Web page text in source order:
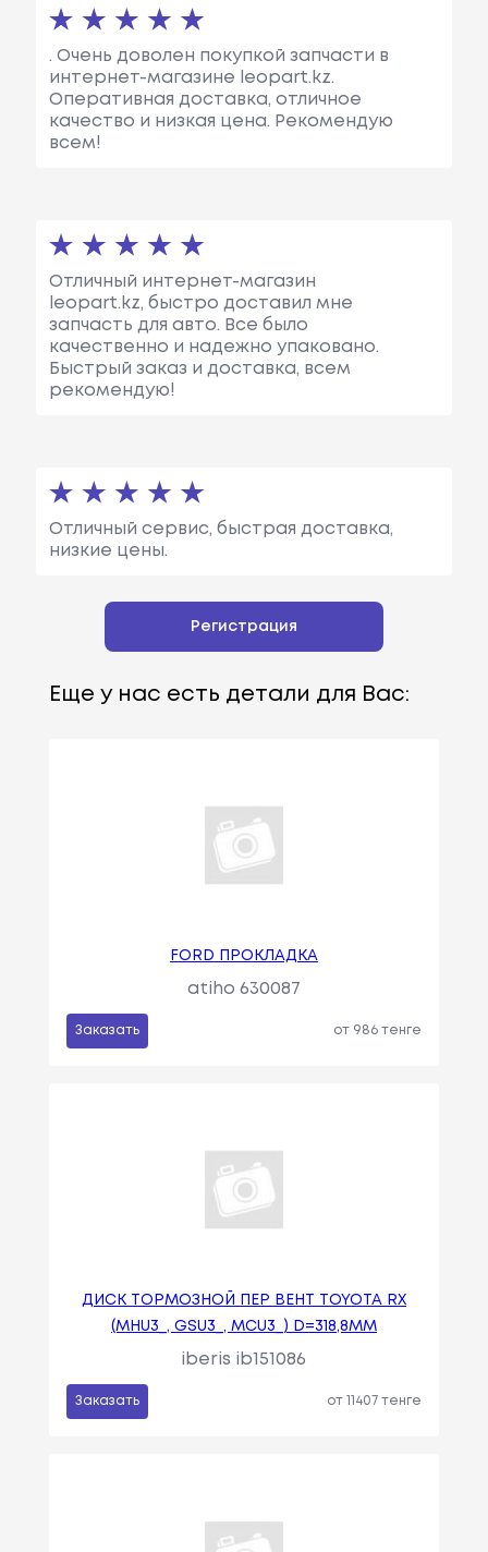
. Очень доволен покупкой запчасти в
интернет-магазине leopart.kz.
Оперативная доставка, отличное
качество и низкая цена. Рекомендую
всем!
Отличный интернет-магазин
leopart.kz, быстро доставил мне
запчасть для авто. Все было
качественно и надежно упаковано.
Быстрый заказ и доставка, всем
рекомендую!
Отличный сервис, быстрая доставка,
низкие цены.
Регистрация
Еще у нас есть детали для Вас:
FORD ПРОКЛАДКА
atiho 630087
Заказать от 986 тенге
ДИСК ТОРМОЗНОЙ ПЕР ВЕНТ TOYOTA RX
(MHU3_, GSU3_, MCU3_) D=318,8MM
iberis ib151086
Заказать от 11407 тенге